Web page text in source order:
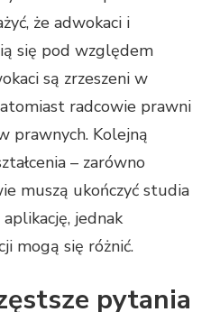
że adwokaci i
się pod względem
są zrzeszeni w
radcowie prawni
prawnych. Kolejną
– zarówno
muszą ukończyć studia
jednak
mogą się różnić.
pytania